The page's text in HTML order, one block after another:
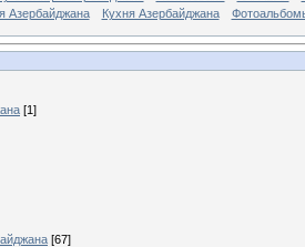
Азербайджана
Кухня Азербайджана
[1]
[67]